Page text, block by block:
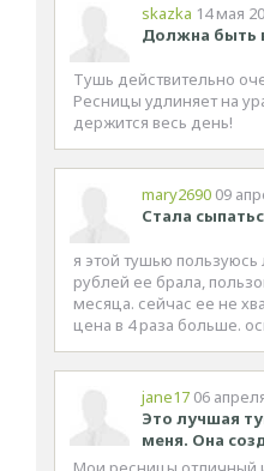
skazka 14 мая
Должна быть
Тушь действительно
Ресницы удлиняет на
держится весь день!
mary2690 09
Стала
я этой тушью пользуюсь
рублей ее брала,
месяца. сейчас ее не
цена в 4 раза больше.
jane17 06
Это лучшая
меня. Она